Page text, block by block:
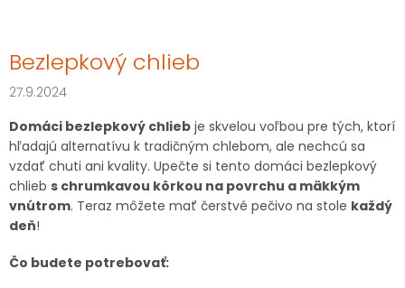
Bezlepkový chlieb
27.9.2024
Domáci bezlepkový chlieb je skvelou voľbou pre tých, ktorí
hľadajú alternatívu k tradičným chlebom, ale nechcú sa
vzdať chuti ani kvality. Upečte si tento domáci bezlepkový
chlieb s chrumkavou kôrkou na povrchu a mäkkým
vnútrom. Teraz môžete mať čerstvé pečivo na stole každý
deň!
Čo budete potrebovať: